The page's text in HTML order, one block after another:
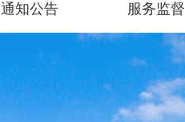
通知公告 服务监督